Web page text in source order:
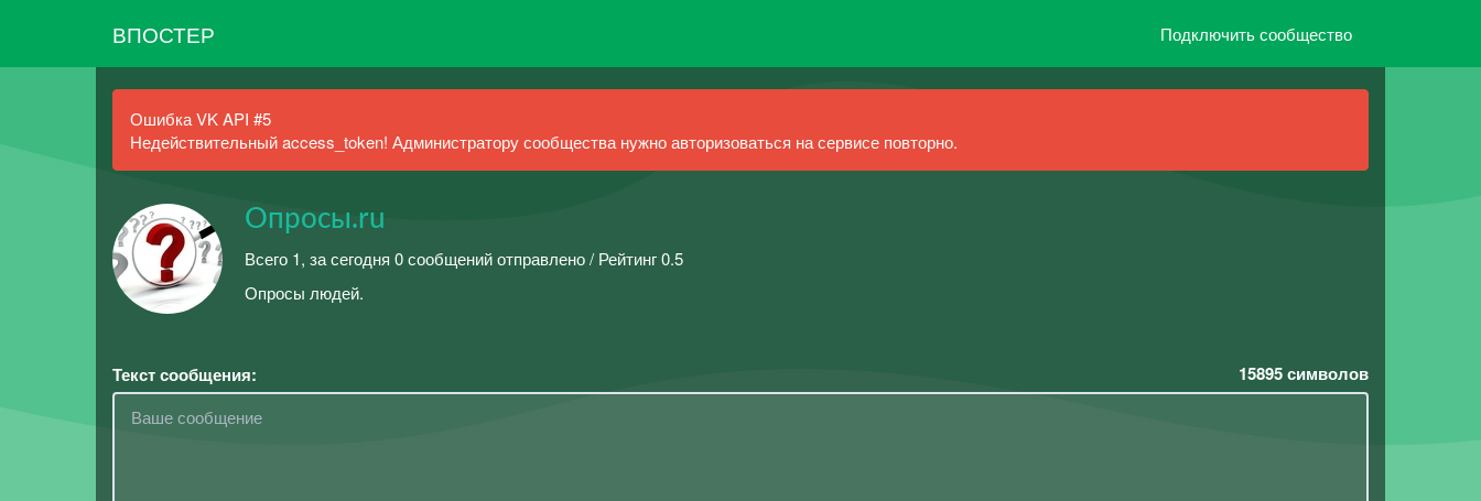
ВПОСТЕР Подключить сообщество
Ошибка VK API #5
Недействительный access_token! Администратору сообщества нужно авторизоваться на сервисе повторно.
Опросы.ru
Всего 1, за сегодня 0 сообщений отправлено / Рейтинг 0.5
Опросы людей.
Текст сообщения: 15895символов